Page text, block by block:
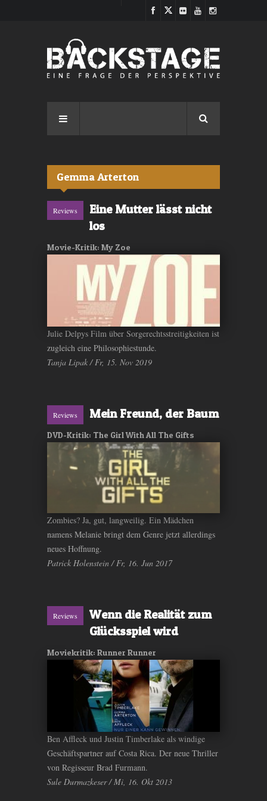
Gemma Arterton
Reviews
Eine Mutter lässt nicht
los
Movie-Kritik: My Zoe
Julie Delpys Film über Sorgerechtsstreitigkeiten ist
zugleich eine Philosophiestunde.
Tanja Lipak / Fr, 15. Nov 2019
Reviews Mein Freund, der Baum
DVD-Kritik: The Girl With All The Gifts
Zombies? Ja, gut, langweilig. Ein Mädchen
namens Melanie bringt dem Genre jetzt allerdings
neues Hoffnung.
Patrick Holenstein / Fr, 16. Jun 2017
Reviews
Wenn die Realität zum
Glücksspiel wird
Moviekritik: Runner Runner
Ben Affleck und Justin Timberlake als windige
Geschäftspartner auf Costa Rica. Der neue Thriller
von Regisseur Brad Furmann.
Sule Durmazkeser / Mi, 16. Okt 2013